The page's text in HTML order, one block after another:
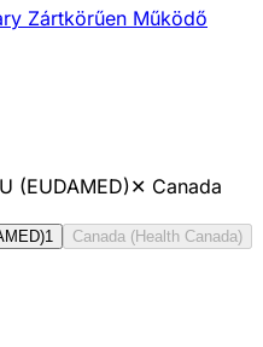
Zártkörűen Működő
(EUDAMED)✕ Canada
1
Canada (Health Canada)